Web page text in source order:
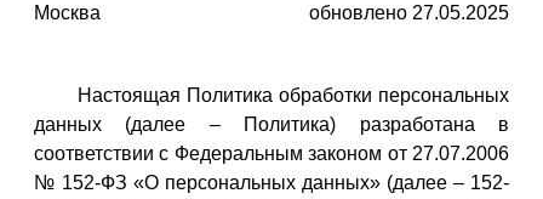
Москва
обновлено 27.05.2025
Настоящая Политика обработки персональных
данных (далее – Политика) разработана в
соответствии с Федеральным законом от 27.07.2006
№ 152-ФЗ «О персональных данных» (далее – 152-